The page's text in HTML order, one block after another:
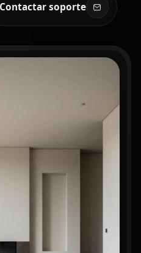
Contactar soporte